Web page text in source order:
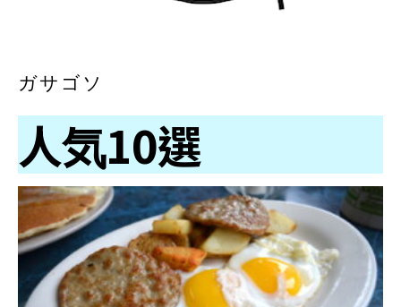
ガサゴソ
人気10選